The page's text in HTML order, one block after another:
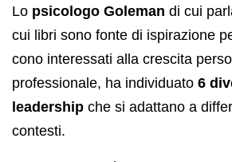
Lo psicologo Goleman di cui
cui libri sono fonte di ispirazione
cono interessati alla crescita
professionale, ha individuato 6
leadership che si adattano a
contesti.